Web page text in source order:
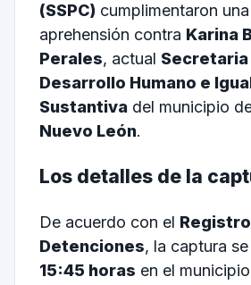
(SSPC)cumplimentaron
aprehensión contra Karina
Perales, actual Secretaria
Desarrollo Humano e
Sustantivadel municipio
Nuevo León.
Los detalles de la
De acuerdo con el
Detenciones, la captura
15:45 horas en el